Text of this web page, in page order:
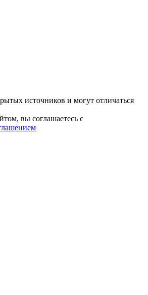
источников и могут отличаться
вы соглашаетесь c